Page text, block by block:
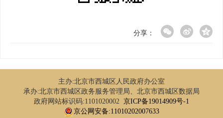
分享：
主办:北京市西城区人民政府办公室
承办:北京市西城区政务服务管理局、北京市西城区数据局
政府网站标识码:1101020002 京ICP备19014909号-1
京公网安备:11010202007633